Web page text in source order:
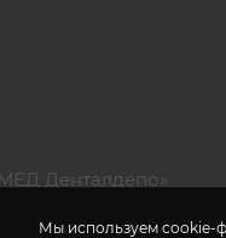
Денталдепо»
Мы используем cookie-